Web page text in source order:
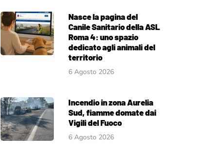
Nasce la pagina del
Canile Sanitario della ASL
Roma 4: uno spazio
dedicato agli animali del
territorio
6 Agosto 2026
Incendio in zona Aurelia
Sud, fiamme domate dai
Vigili del Fuoco
6 Agosto 2026